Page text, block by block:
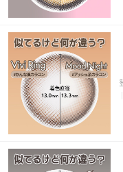
INSTAGRAM TWITTER